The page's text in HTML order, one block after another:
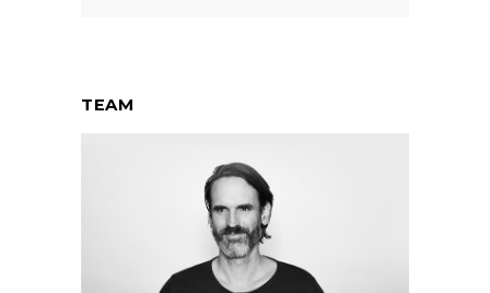
TEAM